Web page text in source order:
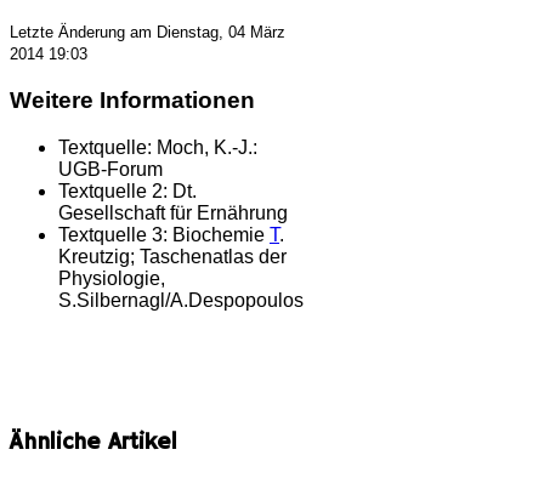
Letzte Änderung am Dienstag, 04 März
2014 19:03
Weitere Informationen
Textquelle: Moch, K.-J.:
UGB-Forum
Textquelle 2: Dt.
Gesellschaft für Ernährung
Textquelle 3: Biochemie T.
Kreutzig; Taschenatlas der
Physiologie,
S.Silbernagl/A.Despopoulos
Ähnliche Artikel